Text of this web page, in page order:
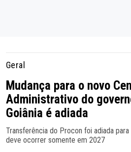
Geral
Mudança para o novo
Administrativo do
Goiânia é adiada
Transferência do Procon foi adiada
deve ocorrer somente em 2027